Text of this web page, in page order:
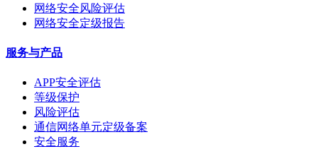
网络安全风险评估
网络安全定级报告
服务与产品
APP安全评估
等级保护
风险评估
通信网络单元定级备案
安全服务